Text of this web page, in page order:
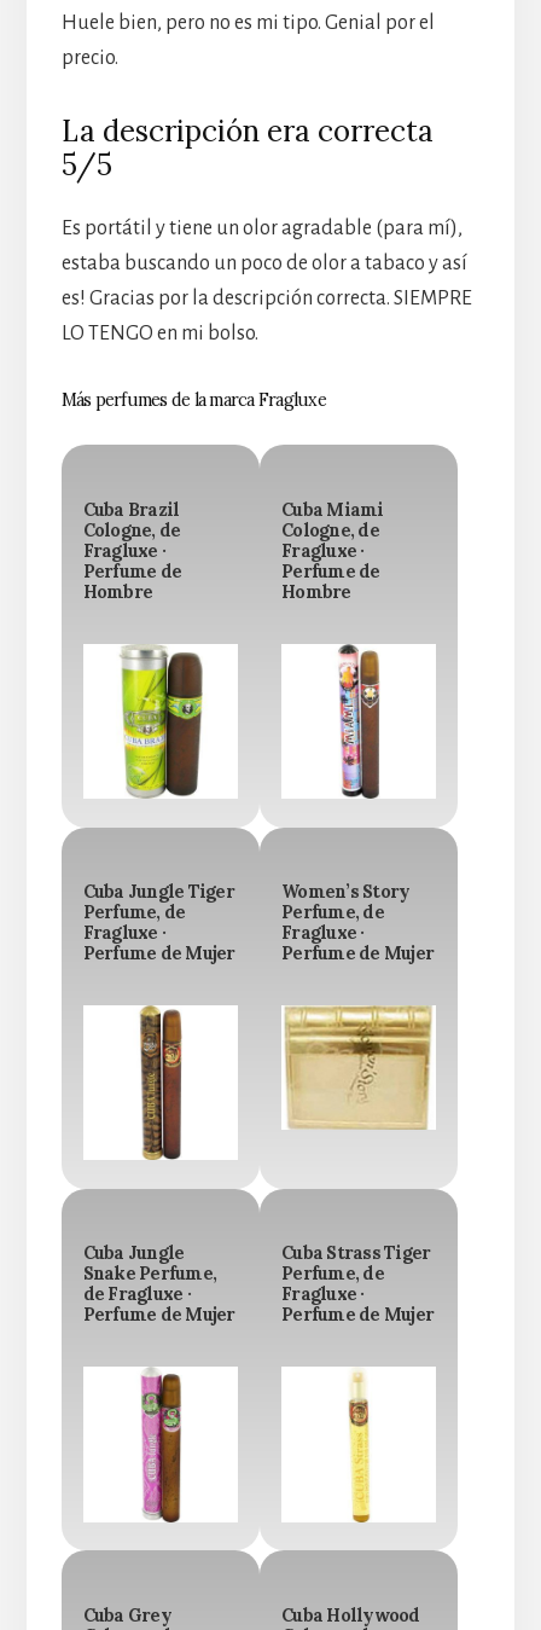
Huele bien, pero no es mi tipo. Genial por el
precio.
La descripción era correcta
5/5
Es portátil y tiene un olor agradable (para mí),
estaba buscando un poco de olor a tabaco y así
es! Gracias por la descripción correcta. SIEMPRE
LO TENGO en mi bolso.
Más perfumes de la marca Fragluxe
Cuba Brazil
Cologne, de
Fragluxe ·
Perfume de
Hombre
Cuba Miami
Cologne, de
Fragluxe ·
Perfume de
Hombre
Cuba Jungle Tiger
Perfume, de
Fragluxe ·
Perfume de Mujer
Women’s Story
Perfume, de
Fragluxe ·
Perfume de Mujer
Cuba Jungle
Snake Perfume,
de Fragluxe ·
Perfume de Mujer
Cuba Strass Tiger
Perfume, de
Fragluxe ·
Perfume de Mujer
Cuba Grey
Cuba Hollywood